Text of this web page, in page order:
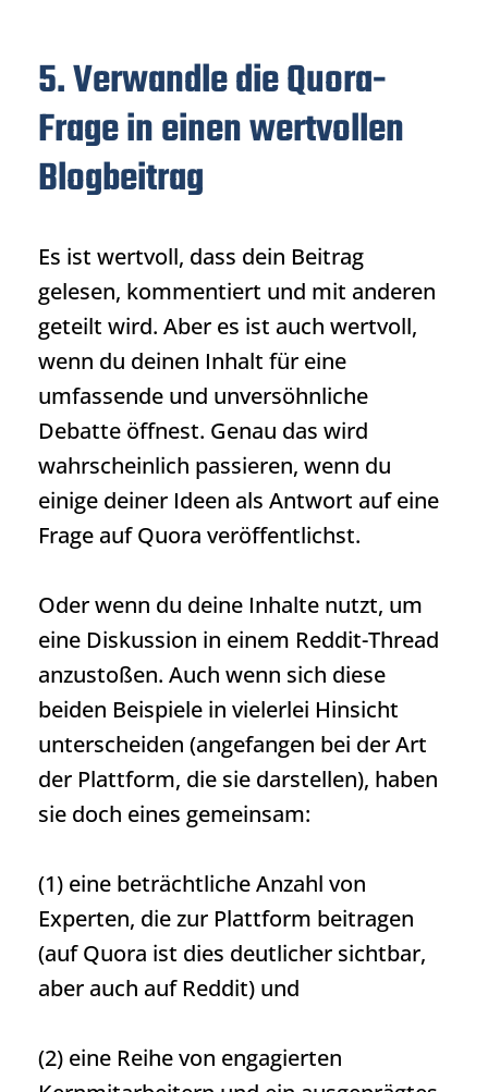
5. Verwandle die Quora-
Frage in einen wertvollen
Blogbeitrag
Es ist wertvoll, dass dein Beitrag
gelesen, kommentiert und mit anderen
geteilt wird. Aber es ist auch wertvoll,
wenn du deinen Inhalt für eine
umfassende und unversöhnliche
Debatte öffnest. Genau das wird
wahrscheinlich passieren, wenn du
einige deiner Ideen als Antwort auf eine
Frage auf Quora veröffentlichst.
Oder wenn du deine Inhalte nutzt, um
eine Diskussion in einem Reddit-Thread
anzustoßen. Auch wenn sich diese
beiden Beispiele in vielerlei Hinsicht
unterscheiden (angefangen bei der Art
der Plattform, die sie darstellen), haben
sie doch eines gemeinsam:
(1) eine beträchtliche Anzahl von
Experten, die zur Plattform beitragen
(auf Quora ist dies deutlicher sichtbar,
aber auch auf Reddit) und
(2) eine Reihe von engagierten